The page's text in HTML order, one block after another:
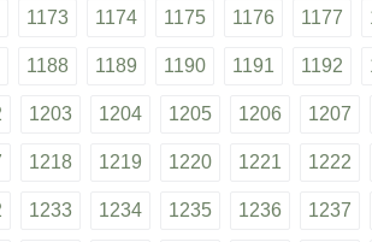
1173 1174 1175 1176 1177
1188 1189 1190 1191 1192
1203 1204 1205 1206 1207
1218 1219 1220 1221 1222
1233 1234 1235 1236 1237